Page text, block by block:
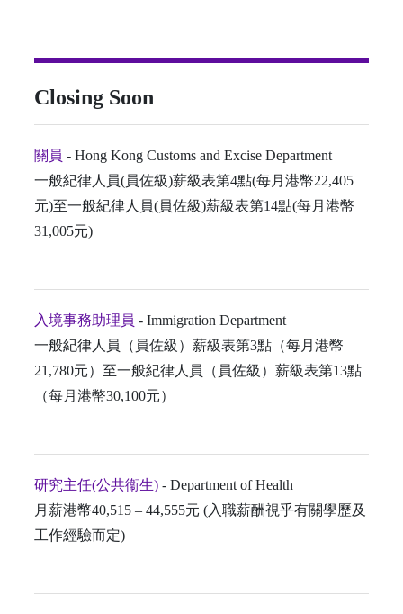
Closing Soon
關員 - Hong Kong Customs and Excise Department
一般紀律人員(員佐級)薪級表第4點(每月港幣22,405
元)至一般紀律人員(員佐級)薪級表第14點(每月港幣
31,005元)
入境事務助理員 - Immigration Department
一般紀律人員（員佐級）薪級表第3點（每月港幣
21,780元）至一般紀律人員（員佐級）薪級表第13點
（每月港幣30,100元）
研究主任(公共衞生) - Department of Health
月薪港幣40,515 – 44,555元 (入職薪酬視乎有關學歷及
工作經驗而定)